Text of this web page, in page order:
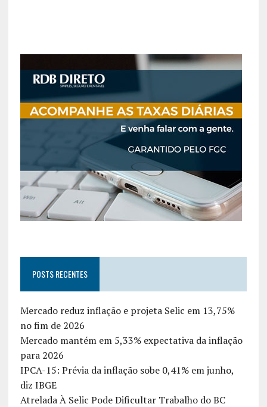
POSTS RECENTES
Mercado reduz inflação e projeta Selic em 13,75%
no fim de 2026
Mercado mantém em 5,33% expectativa da inflação
para 2026
IPCA-15: Prévia da inflação sobe 0,41% em junho,
diz IBGE
Atrelada À Selic Pode Dificultar Trabalho do BC